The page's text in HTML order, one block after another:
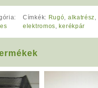
Címkék: Rugó, alkatrész,
elektromos, kerékpár